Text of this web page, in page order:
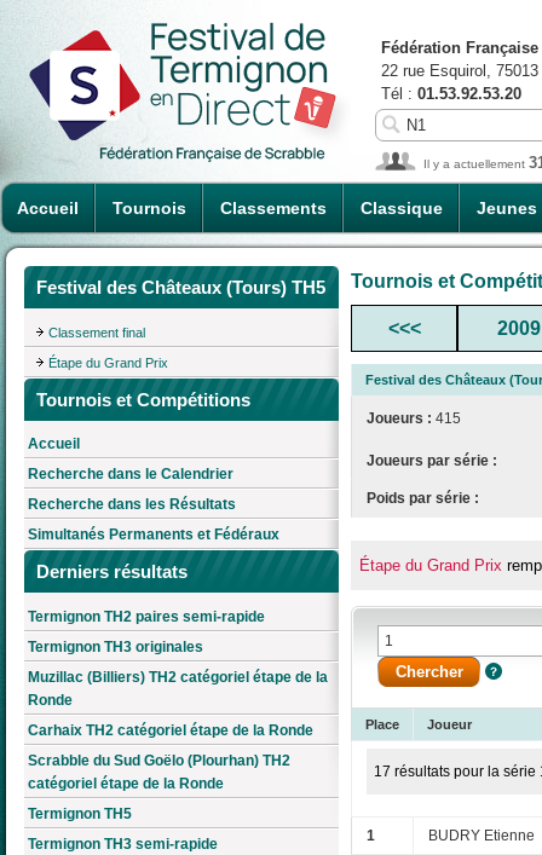
Accueil Tournois Classements Classique Jeunes
Fédération
22 rue Esquirol,
Tél : 01.53.92.53.20
Il y a actuellement
Festival des Châteaux (Tours) TH5
Classement final
Étape du Grand Prix
Tournois et Compétitions
Accueil
Recherche dans le Calendrier
Recherche dans les Résultats
Simultanés Permanents et Fédéraux
Derniers résultats
Termignon TH2 paires semi-rapide
Termignon TH3 originales
Muzillac (Billiers) TH2 catégoriel étape de la
Ronde
Carhaix TH2 catégoriel étape de la Ronde
Scrabble du Sud Goëlo (Plourhan) TH2
catégoriel étape de la Ronde
Termignon TH5
Termignon TH3 semi-rapide
Tournois et
<<< 2009
Festival des Châteaux
Joueurs : 415
Joueurs par série :
Poids par série :
Étape du Grand Prix
Place Joueur
17 résultats pour la série
1 BUDRY Etienne